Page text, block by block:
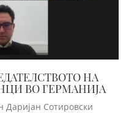
НА
ВО ГЕРМАНИЈА
Даријан Сотировски